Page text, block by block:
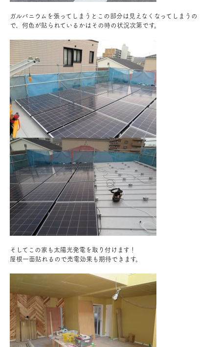
ガルバニウムを張ってしまうとこの部分は見えなくなってしまうの
で、何色が貼られているかはその時の状況次第です。
そしてこの家も太陽光発電を取り付けます！
屋根一面貼れるので売電効果も期待できます。